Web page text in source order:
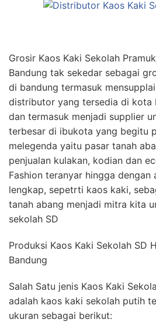
Grosir Kaos Kaki Sekolah
Bandung tak sekedar sebagai
di bandung termasuk
distributor yang tersedia di kota
dan termasuk menjadi supplier
terbesar di ibukota yang begitu
melegenda yaitu pasar tanah
penjualan kulakan, kodian dan
Fashion teranyar hingga dengan
lengkap, sepetrti kaos kaki,
tanah abang menjadi mitra kita
sekolah SD
Produksi Kaos Kaki Sekolah SD
Bandung
Salah Satu jenis Kaos Kaki
adalah kaos kaki sekolah putih
ukuran sebagai berikut: